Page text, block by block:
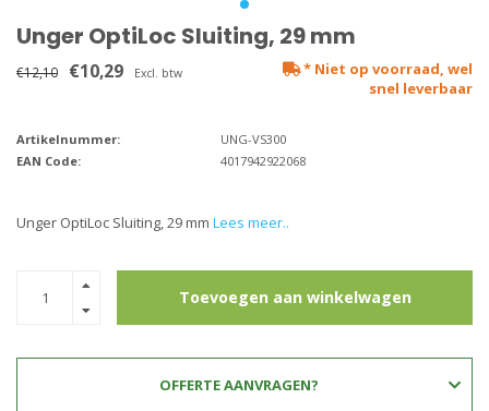
Unger OptiLoc Sluiting, 29 mm
€12,10 €10,29 Excl. btw
* Niet op voorraad, wel
snel leverbaar
Artikelnummer:
UNG-VS300
EAN Code:
4017942922068
Unger OptiLoc Sluiting, 29 mm Lees meer..
Toevoegen aan winkelwagen
OFFERTE AANVRAGEN?